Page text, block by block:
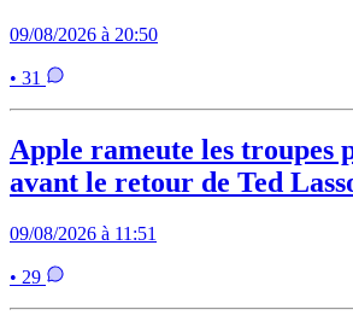
09/08/2026 à 20:50
• 31
Apple rameute les troupes
avant le retour de Ted
09/08/2026 à 11:51
• 29